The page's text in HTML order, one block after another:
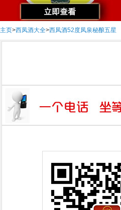
主页>西凤酒大全>西凤酒52度凤泉秘酿五星